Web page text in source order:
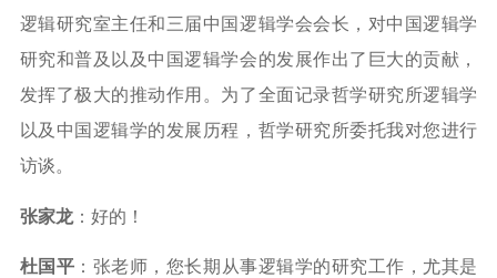
逻辑研究室主任和三届中国逻辑学会会长，对中国逻辑学
研究和普及以及中国逻辑学会的发展作出了巨大的贡献，
发挥了极大的推动作用。为了全面记录哲学研究所逻辑学
以及中国逻辑学的发展历程，哲学研究所委托我对您进行
访谈。
张家龙：好的！
杜国平 ：张老师，您长期从事逻辑学的研究工作，尤其是